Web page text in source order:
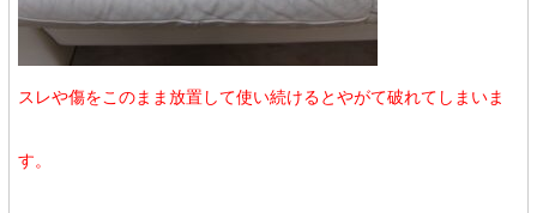
スレや傷をこのまま放置して使い続けるとやがて破れてしまいま
す。